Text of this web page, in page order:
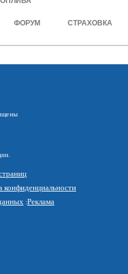
ФОРУМ СТРАХОВКА
конфиденциальности
Реклама